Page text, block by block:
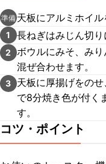
準備 天板にアルミホイル
1 長ねぎはみじん切り
2
ボウルにみそ、み
混ぜ合わせます。
3
天板に厚揚げをの
で8分焼き色が付く
す。
コツ・ポイント